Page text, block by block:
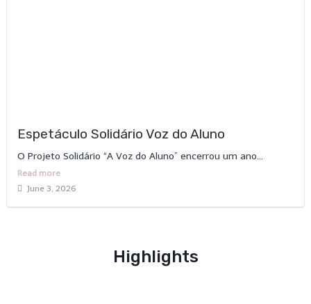
Espetáculo Solidário Voz do Aluno
O Projeto Solidário “A Voz do Aluno” encerrou um ano...
Read more
June 3, 2026
Highlights